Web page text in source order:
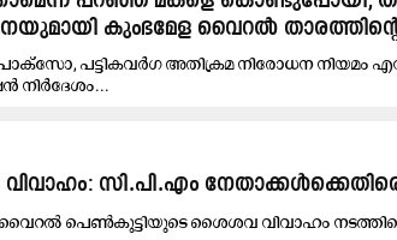
കുംഭമേള വൈറൽ
പട്ടികവർഗ അതിക്രമ നിരോധന നിയമം
നിർദേശം...
സി.പി.എം
വൈ​റ​ല്‍ പെ​ണ്‍കു​ട്ടി​യു​ടെ ശൈ​ശ​വ വി​വാ​ഹം